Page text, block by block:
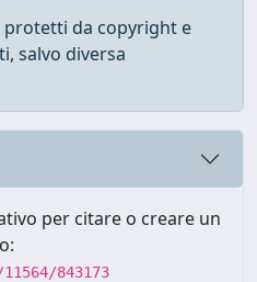
protetti da copyright e
salvo diversa
per citare o creare un
843173